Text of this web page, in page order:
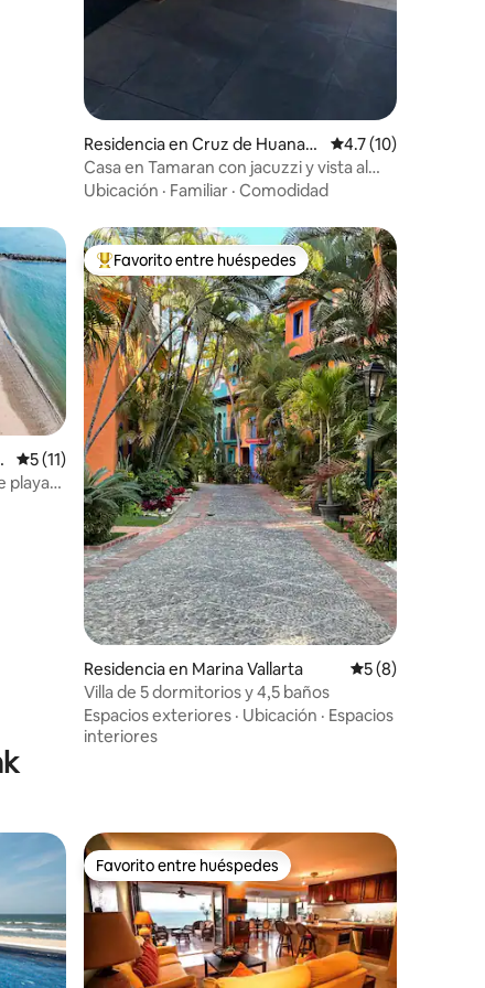
Residencia en Cruz de Huanac
axtle
Calificación
4.7 (10)
Casa en Tamaran con jacuzzi y vista al
mar
Ubicación · Familiar · Comodidad
Calificación promedio: 5 de 5; 11 evaluaciones
5 (11)
De los mejores en Favorito entre huéspedes
Favorito entre huéspedes
Residencia en Marina Vallarta Calificación
5 (8)
Villa de 5 dormitorios y 4,5 baños
Espacios exteriores · Ubicación · Espacios
interiores
Favorito entre huéspedes
Favorito entre huéspedes